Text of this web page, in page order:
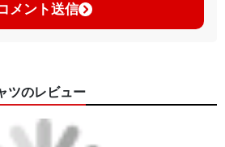
メント送信
ツのレビュー